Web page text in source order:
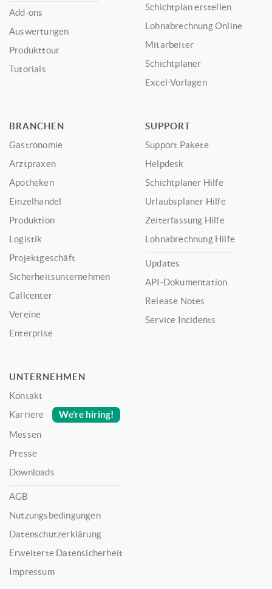
Add-ons
Auswertungen
Produkttour
Tutorials
Schichtplan erstellen
Lohnabrechnung Online
Mitarbeiter
Schichtplaner
Excel-Vorlagen
BRANCHEN
Gastronomie
Arztpraxen
Apotheken
Einzelhandel
Produktion
Logistik
Projektgeschäft
Sicherheitsunternehmen
Callcenter
Vereine
Enterprise
SUPPORT
Support Pakete
Helpdesk
Schichtplaner Hilfe
Urlaubsplaner Hilfe
Zeiterfassung Hilfe
Lohnabrechnung Hilfe
Updates
API-Dokumentation
Release Notes
Service Incidents
UNTERNEHMEN
Kontakt
Karriere
We’re hiring!
Messen
Presse
Downloads
AGB
Nutzungsbedingungen
Datenschutzerklärung
Erweiterte Datensicherheit
Impressum